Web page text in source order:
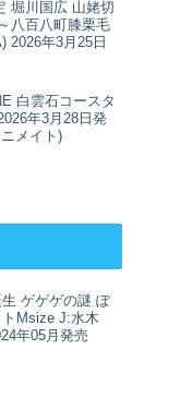
堀川国広 山姥切
八百八町膝栗毛
2026年3月25日
白雲石コースタ
年3月28日発
メイト)
ゲゲゲの謎 ぽ
Msize J:水木
年05月発売